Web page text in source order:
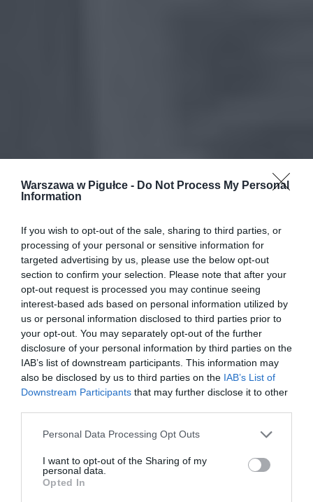
Warszawa w Pigułce - Do Not Process My Personal
Information
If you wish to opt-out of the sale, sharing to third parties, or
processing of your personal or sensitive information for
targeted advertising by us, please use the below opt-out
section to confirm your selection. Please note that after your
opt-out request is processed you may continue seeing
interest-based ads based on personal information utilized by
us or personal information disclosed to third parties prior to
your opt-out. You may separately opt-out of the further
disclosure of your personal information by third parties on the
IAB’s list of downstream participants. This information may
also be disclosed by us to third parties on the IAB’s List of
Downstream Participants that may further disclose it to other
Personal Data Processing Opt Outs
I want to opt-out of the Sharing of my
personal data.
Opted In